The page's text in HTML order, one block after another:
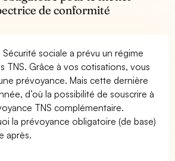
de conformité
Sécurité sociale a prévu un régime
TNS. Grâce à vos cotisations, vous
prévoyance. Mais cette dernière
d’où la possibilité de souscrire à
TNS complémentaire.
la prévoyance obligatoire (de base)
après.